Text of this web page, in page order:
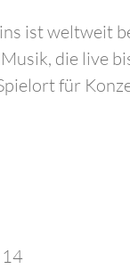
ist weltweit
die live
für